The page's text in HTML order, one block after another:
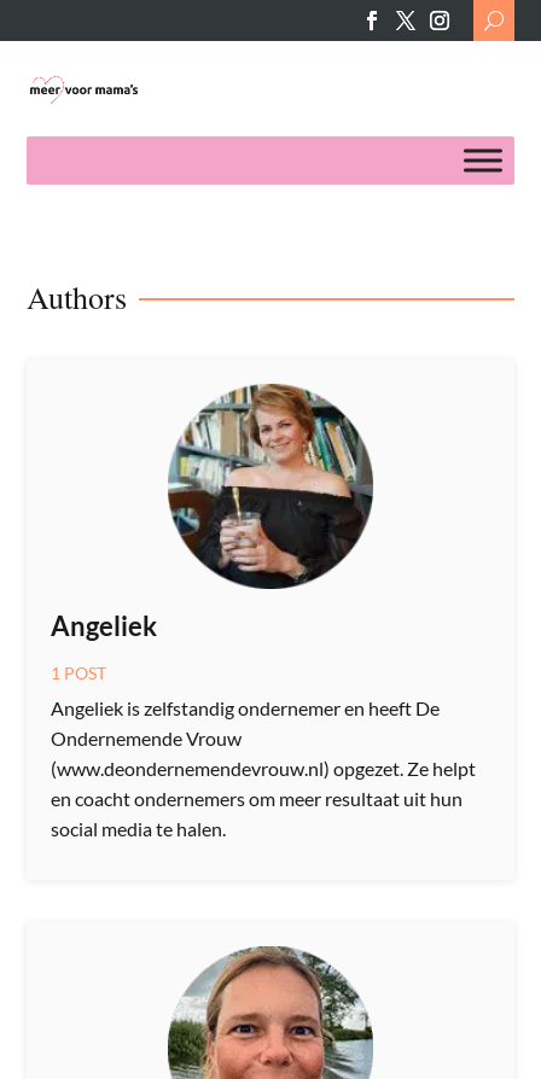
Search
for:
Authors
Angeliek
1 POST
Angeliek is zelfstandig ondernemer en heeft De
Ondernemende Vrouw
(www.deondernemendevrouw.nl) opgezet. Ze helpt
en coacht ondernemers om meer resultaat uit hun
social media te halen.